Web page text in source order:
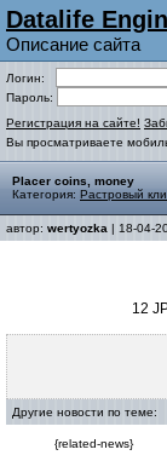
Datalife
Описание сайта
Логин:
Пароль:
Регистрация на сайте!
Вы просматриваете
Placer coins, money
Категория: Растровый
автор: wertyozka | 18-04-
12
Другие новости по теме:
{related-news}